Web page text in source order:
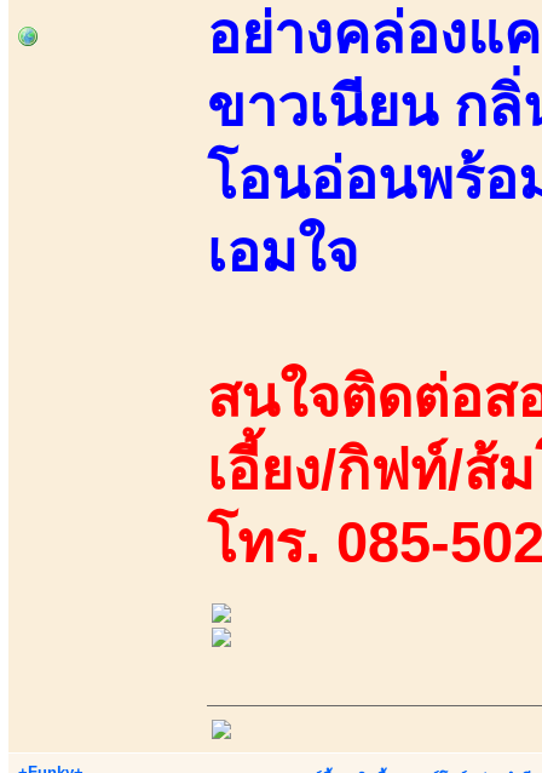
อย่างคล่องแ
ขาวเนียน กลิ่
โอนอ่อนพร้อ
เอมใจ
สนใจติดต่อส
เอี้ยง/กิฟท์/ส้
โทร. 085-